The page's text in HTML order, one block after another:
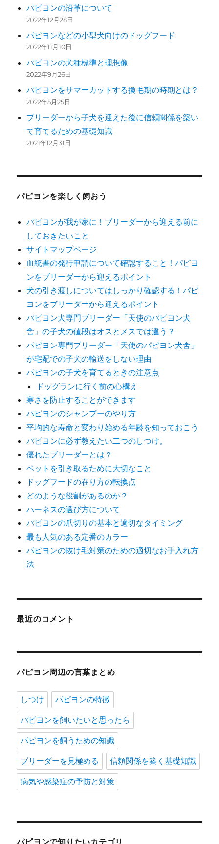
パピヨンの沿革について
2022年12月28日
パピヨンなどの小型犬向けのドッグフード
2022年11月10日
パピヨンの犬種標準と理想像
2022年9月26日
パピヨンをサマーカットする換毛期の時期とは？
2022年5月25日
ブリーダーから子犬を迎えた後に信頼関係を築い
て育てるための基礎知識
2021年12月31日
パピヨンを楽しく飼おう
パピヨンが我が家に！ブリーダーから迎える前に
しておきたいこと
サイトマップページ
血統書の発行申請について確認すること！パピヨ
ンをブリーダーから迎えるポイント
犬の引き渡しについてはしっかり確認する！パピ
ヨンをブリーダーから迎えるポイント
パピヨン犬専門ブリーダー「天使のパピヨン犬
舎」の子犬の値段はオスとメスでは違う？
パピヨン専門ブリーダー「天使のパピヨン犬舎」
が宅配での子犬の輸送をしない理由
パピヨンの子犬を育てるときの注意点
ドッグランに行く前の心構え
寒さを防止することができます
パピヨンのシャンプーのやり方
平均的な寿命と変わり始める年齢を知っておこう
パピヨンに必ず教えたい二つのしつけ。
優れたブリーダーとは？
ペットを引き取るために大切なこと
ドッグフードの在り方の転換点
どのような役割があるのか？
ハーネスの選び方について
パピヨンの爪切りの基本と適切なタイミング
最も人気のある定番のカラー
パピヨンの抜け毛対策のための適切なお手入れ方
法
最近のコメント
パピヨン周辺の言葉まとめ
しつけ パピヨンの特徴
パピヨンを飼いたいと思ったら
パピヨンを飼うための知識
ブリーダーを見極める 信頼関係を築く基礎知識
病気や感染症の予防と対策
パピヨンで知りたいカテゴリ